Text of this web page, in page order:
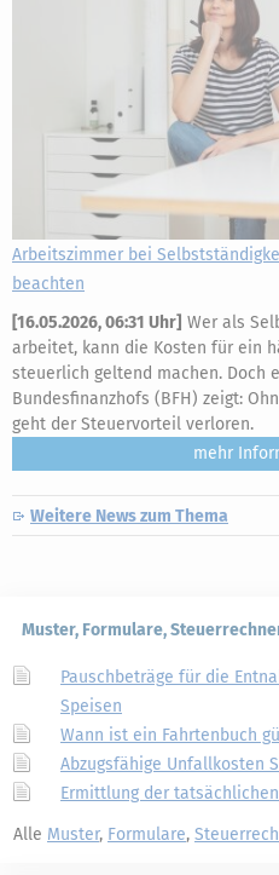
Arbeitszimmer bei
beachten
[16.05.2026, 06:31 Uhr] Wer als
arbeitet, kann die Kosten für ein
steuerlich geltend machen. Doch
Bundesfinanzhofs (BFH) zeigt:
geht der Steuervorteil verloren.
mehr
Weitere News zum Thema
Muster, Formulare,
Pauschbeträge für die
Speisen
Wann ist ein Fahrtenbuch
Abzugsfähige Unfallkosten
Ermittlung der
Alle Muster, Formulare,